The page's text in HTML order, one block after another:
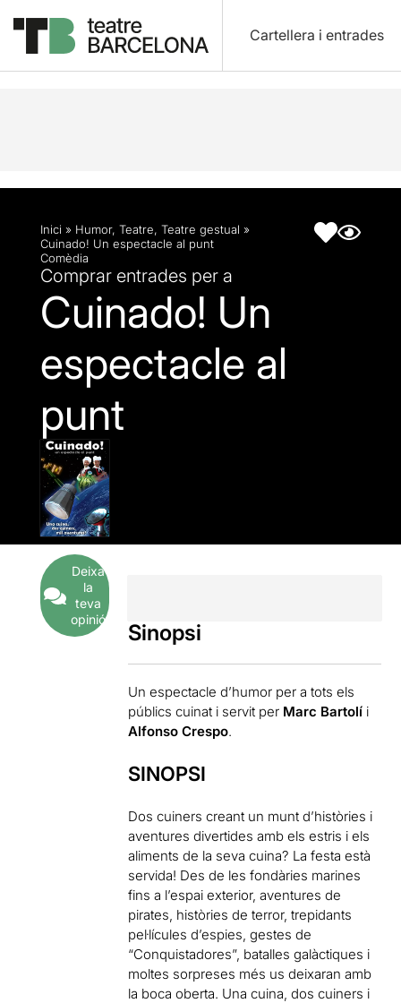
Cartellera i entrades
Descripció Fitxa artística
Inici » Humor, Teatre, Teatre gestual »
Cuinado! Un espectacle al punt
Comèdia
Comprar entrades per a
Cuinado! Un
espectacle al
punt
Deixa
la
teva
opinió
Sinopsi
Un espectacle d’humor per a tots els
públics cuinat i servit per Marc Bartolí i
Alfonso Crespo.
SINOPSI
Dos cuiners creant un munt d’històries i
aventures divertides amb els estris i els
aliments de la seva cuina? La festa està
servida! Des de les fondàries marines
fins a l’espai exterior, aventures de
pirates, històries de terror, trepidants
pel·lícules d’espies, gestes de
“Conquistadores”, batalles galàctiques i
moltes sorpreses més us deixaran amb
la boca oberta. Una cuina, dos cuiners i